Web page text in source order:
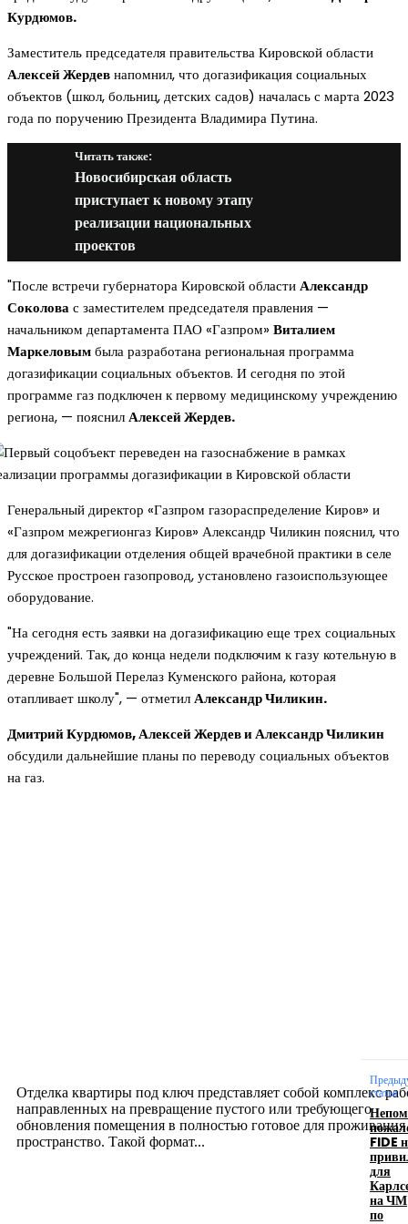
Курдюмов.
Заместитель председателя правительства Кировской области
Алексей Жердевнапомнил, что догазификация социальных
объектов (школ, больниц, детских садов) началась с марта 2023
года по поручению Президента Владимира Путина.
Читать также:
Новосибирская область
приступает к новому этапу
реализации национальных
проектов
"После встречи губернатора Кировской областиАлександр
Соколовас заместителем председателя правления —
начальником департамента ПАО «Газпром»Виталием
Маркеловымбыла разработана региональная программа
догазификации социальных объектов. И сегодня по этой
программе газ подключен к первому медицинскому учреждению
региона, — пояснилАлексей Жердев.
Генеральный директор «Газпром газораспределение Киров» и
«Газпром межрегионгаз Киров» Александр Чиликин пояснил, что
для догазификации отделения общей врачебной практики в селе
Русское простроен газопровод, установлено газоиспользующее
оборудование.
"На сегодня есть заявки на догазификацию еще трех социальных
учреждений. Так, до конца недели подключим к газу котельную в
деревне Большой Перелаз Куменского района, которая
отапливает школу", — отметилАлександр Чиликин.
Дмитрий Курдюмов, Алексей Жердев и Александр Чиликин
обсудили дальнейшие планы по переводу социальных объектов
на газ.
Отделка квартиры под ключ представляет собой комплекс
направленных на превращение пустого или требующего
обновления помещения в полностью готовое для проживания
пространство. Такой формат...
логотипом: эффективный инструмент бренда
статья
FIDE
для
на ЧМ
по